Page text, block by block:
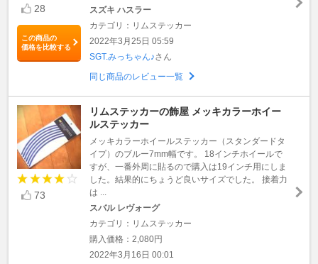
28
この商品の
価格を比較する
スズキ ハスラー
カテゴリ：リムステッカー
2022年3月25日 05:59
SGT.みっちゃん♪さん
同じ商品のレビュー一覧
73
リムステッカーの飾屋 メッキカラーホイー
ルステッカー
メッキカラーホイールステッカー（スタンダードタ
イプ）のブルー7mm幅です。 18インチホイールで
すが、一番外周に貼るので購入は19インチ用にしま
した。結果的にちょうど良いサイズでした。 接着力
は ...
スバル レヴォーグ
カテゴリ：リムステッカー
購入価格：2,080円
2022年3月16日 00:01